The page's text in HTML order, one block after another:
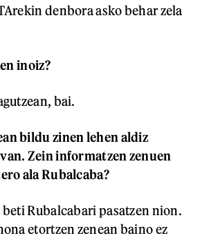
denbora asko behar zela
inoiz?
bai.
bildu zinen lehen aldiz
Zein informatzen zenuen
ala Rubalcaba?
Rubalcabari pasatzen nion.
etortzen zenean baino ez